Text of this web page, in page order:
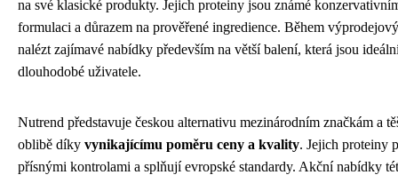
na své klasické produkty. Jejich proteiny jsou známé
formulaci a důrazem na prověřené ingredience. Během
nalézt zajímavé nabídky především na větší balení, která jsou
dlouhodobé uživatele.
Nutrend představuje českou alternativu mezinárodním značkám a
oblibě díky vynikajícímu poměru ceny a kvality. Jejich proteiny
přísnými kontrolami a splňují evropské standardy. Akční nabídky